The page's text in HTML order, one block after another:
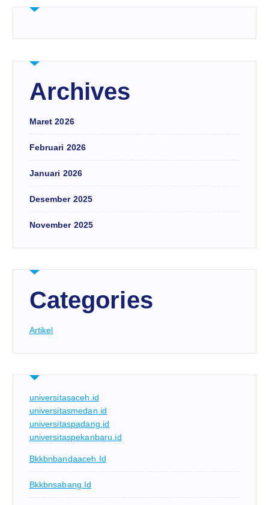
Archives
Maret 2026
Februari 2026
Januari 2026
Desember 2025
November 2025
Categories
Artikel
universitasaceh.id
universitasmedan.id
universitaspadang.id
universitaspekanbaru.id
Bkkbnbandaaceh.id
Bkkbnsabang.id